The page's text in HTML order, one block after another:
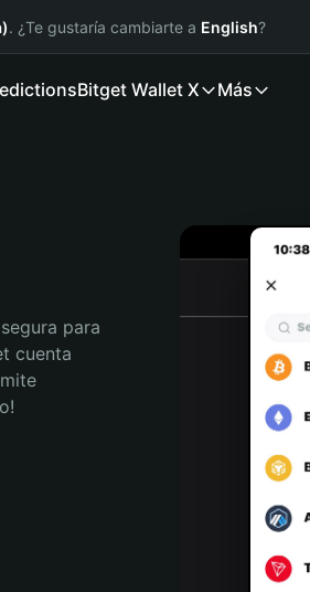
. ¿Te gustaría cambiarte a English?
Bitget Wallet X Más
para
cuenta